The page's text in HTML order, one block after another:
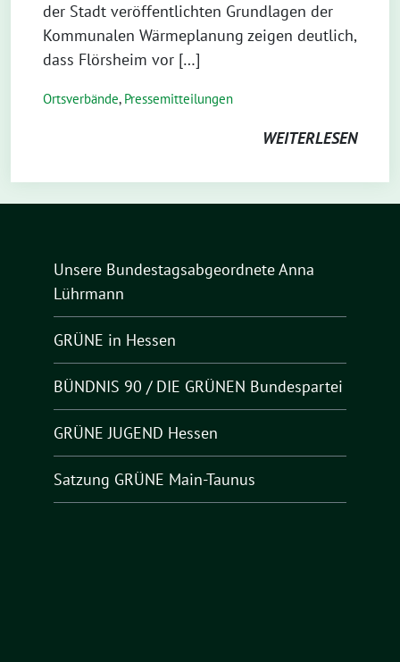
der Stadt veröffentlichten Grundlagen der
Kommunalen Wärmeplanung zeigen deutlich,
dass Flörsheim vor […]
Ortsverbände, Pressemitteilungen
WEITERLESEN
Unsere Bundestagsabgeordnete Anna
Lührmann
GRÜNE in Hessen
BÜNDNIS 90 / DIE GRÜNEN Bundespartei
GRÜNE JUGEND Hessen
Satzung GRÜNE Main-Taunus